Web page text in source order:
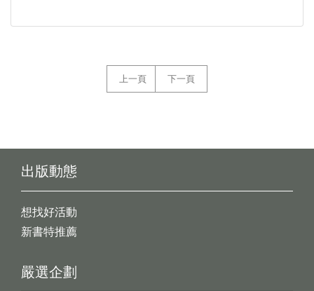
上一頁 下一頁
出版動態
想找好活動
新書特推薦
嚴選企劃